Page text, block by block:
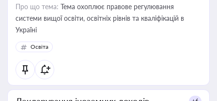
Про що тема: Тема охоплює правове регулювання
системи вищої освіти, освітніх рівнів та кваліфікацій в
Україні
Освіта